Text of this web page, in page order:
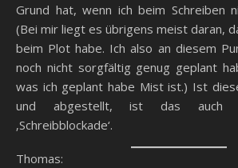
Grund hat, wenn ich beim Schreiben
(Bei mir liegt es übrigens meist daran,
beim Plot habe. Ich also an diesem
noch nicht sorgfältig genug geplant
was ich geplant habe Mist ist.) Ist
und abgestellt, ist das auch
‚Schreibblockade‘.
Thomas: